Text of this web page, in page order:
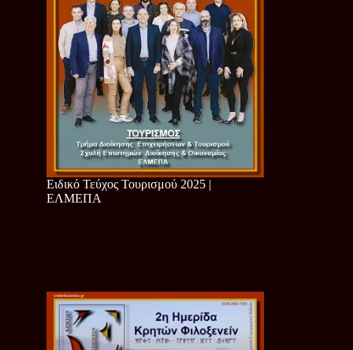
Ειδικό Τεύχος Τουρισμού 2025 |
ΕΛΜΕΠΑ